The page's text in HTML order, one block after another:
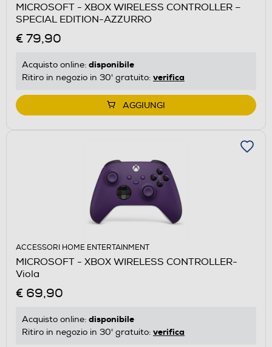
MICROSOFT - XBOX WIRELESS CONTROLLER –
SPECIAL EDITION-AZZURRO
€ 79,90
Acquisto online: disponibile
Ritiro in negozio in 30' gratuito: verifica
AGGIUNGI
ACCESSORI HOME ENTERTAINMENT
MICROSOFT - XBOX WIRELESS CONTROLLER-
Viola
€ 69,90
Acquisto online: disponibile
Ritiro in negozio in 30' gratuito: verifica